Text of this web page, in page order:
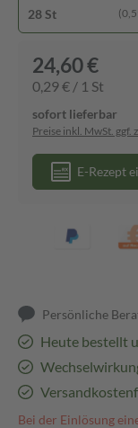
28 St
24,60 €
0,29 € / 1 St
sofort lieferbar
Preise inkl. MwSt. ggf.
E-Rezept
Persönliche
Heute bestellt
Bei der Einlösung